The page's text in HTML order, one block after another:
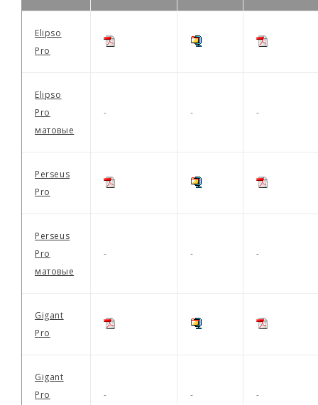
Elipso
Pro
Elipso
Pro
матовые
- - -
Perseus
Pro
Perseus
Pro
матовые
- - -
Gigant
Pro
Gigant
Pro
- - -